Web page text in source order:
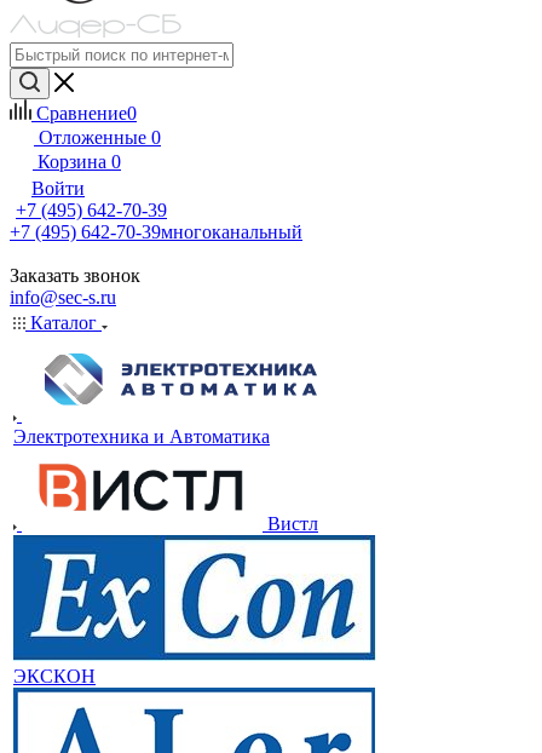
Сравнение0
Отложенные 0
Корзина 0
Войти
+7 (495) 642-70-39
+7 (495) 642-70-39многоканальный
Заказать звонок
info@sec-s.ru
Каталог
Электротехника и Автоматика
Вистл
ЭКСКОН